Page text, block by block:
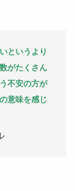
というより
がたくさん
不安の方が
意味を感じ